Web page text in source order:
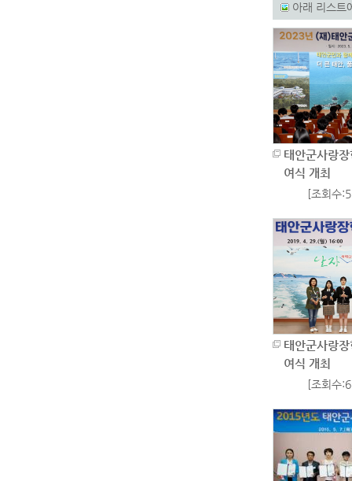
아래 리스트
태안군사랑
여식 개최
[조회수
태안군사랑
여식 개최
[조회수